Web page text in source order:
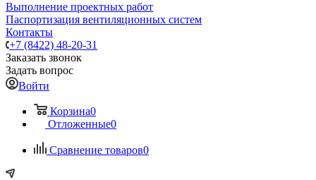
Выполнение проектных работ
Паспортизация вентиляционных систем
Контакты
+7 (8422) 48-20-31
Заказать звонок
Задать вопрос
Войти
Корзина0
Отложенные0
Сравнение товаров0